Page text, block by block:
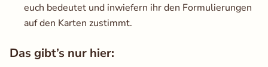
euch bedeutet und inwiefern ihr den Formulierungen
auf den Karten zustimmt.
Das gibt’s nur hier: